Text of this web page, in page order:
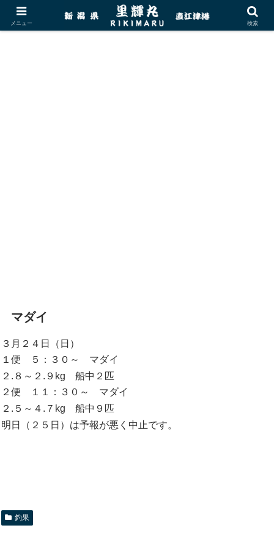
マダイ
３月２４日（日）
１便 ５：３０～ マダイ
２.８～２.９kg 船中２匹
２便 １１：３０～ マダイ
２.５～４.７kg 船中９匹
明日（２５日）は予報が悪く中止です。
釣果
メニュー 検索